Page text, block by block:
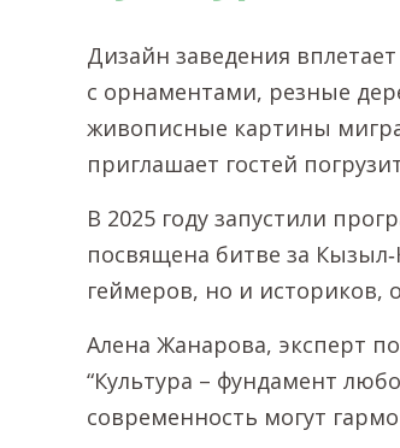
Дизайн заведения
с орнаментами, резные
живописные картины
приглашает гостей
В 2025 году запустили
посвящена битве за
геймеров, но и историков,
Алена Жанарова, эксперт
“Культура – фундамент
современность могут